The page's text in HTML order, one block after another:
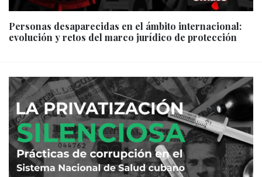
Personas desaparecidas en el ámbito internacional:
evolución y retos del marco jurídico de protección